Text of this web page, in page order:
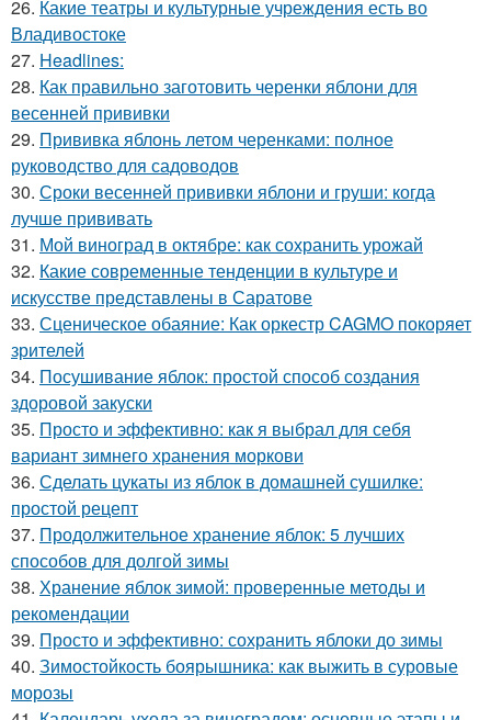
26. Какие театры и культурные учреждения есть во
Владивостоке
27. Headlines:
28. Как правильно заготовить черенки яблони для
весенней прививки
29. Прививка яблонь летом черенками: полное
руководство для садоводов
30. Сроки весенней прививки яблони и груши: когда
лучше прививать
31. Мой виноград в октябре: как сохранить урожай
32. Какие современные тенденции в культуре и
искусстве представлены в Саратове
33. Сценическое обаяние: Как оркестр CAGMO покоряет
зрителей
34. Посушивание яблок: простой способ создания
здоровой закуски
35. Просто и эффективно: как я выбрал для себя
вариант зимнего хранения моркови
36. Сделать цукаты из яблок в домашней сушилке:
простой рецепт
37. Продолжительное хранение яблок: 5 лучших
способов для долгой зимы
38. Хранение яблок зимой: проверенные методы и
рекомендации
39. Просто и эффективно: сохранить яблоки до зимы
40. Зимостойкость боярышника: как выжить в суровые
морозы